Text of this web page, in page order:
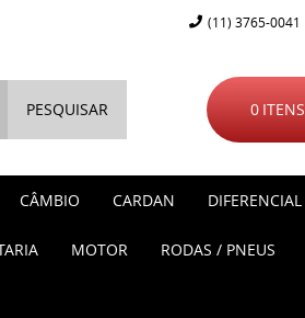
(11) 3765-0041
PESQUISAR ITENS
0
CÂMBIO CARDAN DIFERENCIAL
MOTOR RODAS / PNEUS